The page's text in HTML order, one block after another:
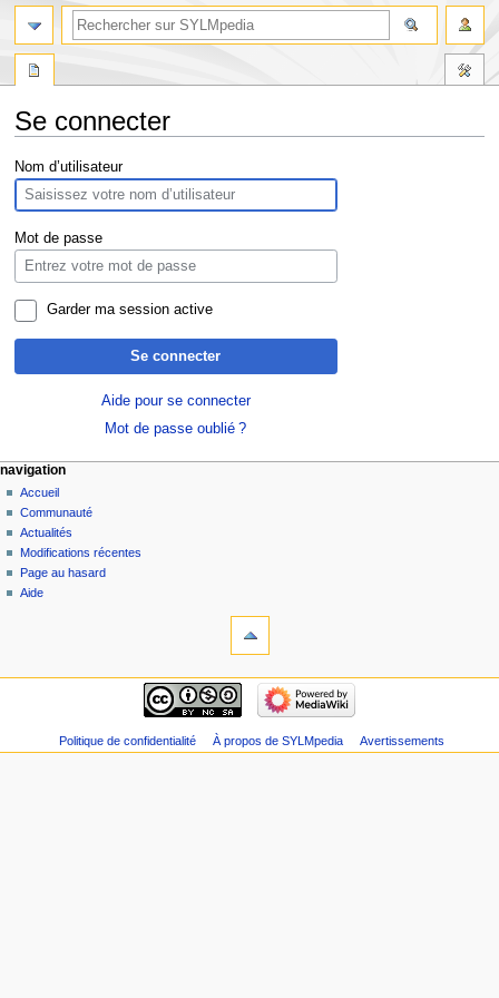
Se connecter
Aller
à
la
navigation
Aller
à
la
recherche
Nom d’utilisateur
Mot de passe
Garder ma session active
Se connecter
Aide pour se connecter
Mot de passe oublié ?
navigation
Accueil
Communauté
Actualités
Modifications récentes
Page au hasard
Aide
Politique de confidentialité À propos de SYLMpedia Avertissements